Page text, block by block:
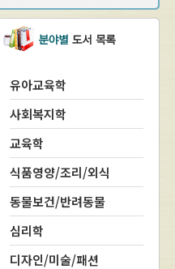
유아교육학
사회복지학
교육학
식품영양/조리/외식
동물보건/반려동물
심리학
디자인/미술/패션